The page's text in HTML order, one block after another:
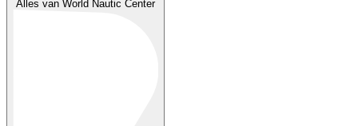
Alles van World Nautic Center